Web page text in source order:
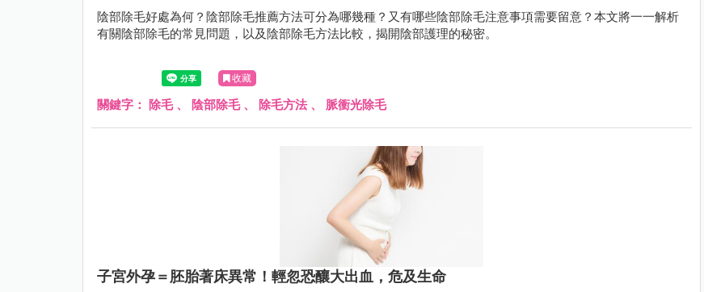
陰部除毛好處為何？陰部除毛推薦方法可分為哪幾種？又有哪些陰部除毛注意事項需要留意？本文將一一解析
有關陰部除毛的常見問題，以及陰部除毛方法比較，揭開陰部護理的秘密。
收藏
關鍵字： 除毛、 陰部除毛、 除毛方法 、 脈衝光除毛
子宮外孕＝胚胎著床異常！輕忽恐釀大出血，危及生命